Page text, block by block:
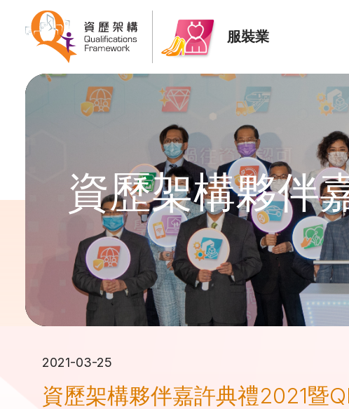
服裝業
資歷架構夥伴
2021-03-25
資歷架構夥伴嘉許典禮2021暨